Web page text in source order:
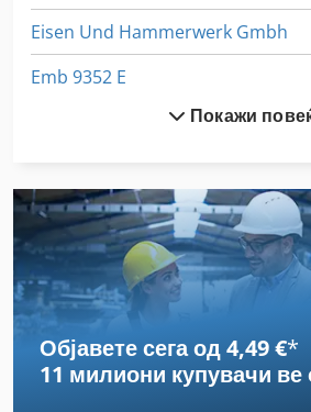
Eisen Und Hammerwerk Gmbh
Emb 9352 E
Hsc 20 Linear
International 2674
International 433
International 434
Покажи
Објавете сега од 4,49 €*
11 милиони купувачи ве